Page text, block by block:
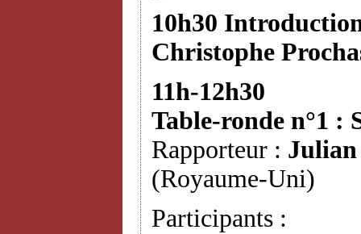
10h30
Christophe
11h-12h30
Table-ronde n°1 :
Rapporteur :
(Royaume-Uni)
Participants :